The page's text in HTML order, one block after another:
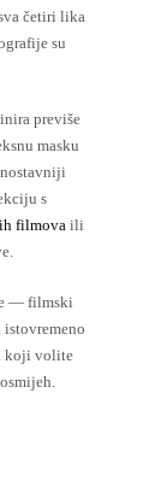
četiri lika
su
previše
masku
s
filmova ili
— filmski
koji volite